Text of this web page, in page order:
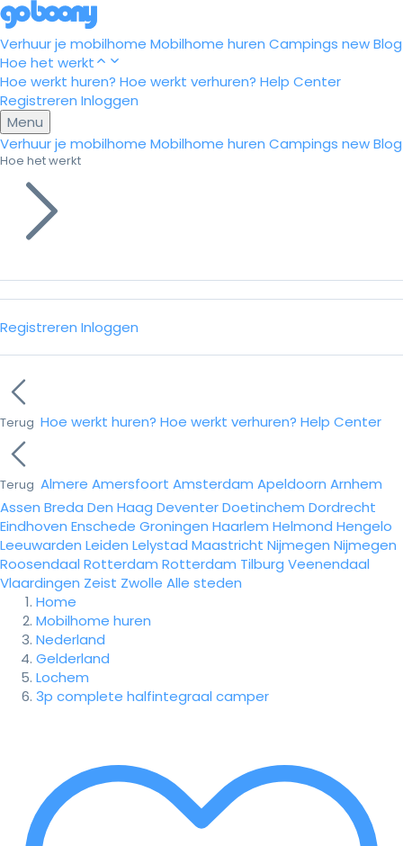
Verhuur je mobilhome Mobilhome huren Campings newBlog
Hoe het werkt
Hoe werkt huren? Hoe werkt verhuren? Help Center
Registreren Inloggen
Menu
Verhuur je mobilhome Mobilhome huren Campings newBlog
Hoe het werkt
Registreren Inloggen
Terug Hoe werkt huren? Hoe werkt verhuren? Help Center
Terug Almere Amersfoort Amsterdam Apeldoorn Arnhem
Assen Breda Den Haag DeventerDoetinchem Dordrecht
Eindhoven Enschede Groningen Haarlem Helmond Hengelo
Leeuwarden Leiden Lelystad Maastricht Nijmegen Nijmegen
Roosendaal Rotterdam Rotterdam Tilburg Veenendaal
Vlaardingen Zeist Zwolle Alle steden
Home
Mobilhome huren
Nederland
Gelderland
Lochem
3p complete halfintegraal camper